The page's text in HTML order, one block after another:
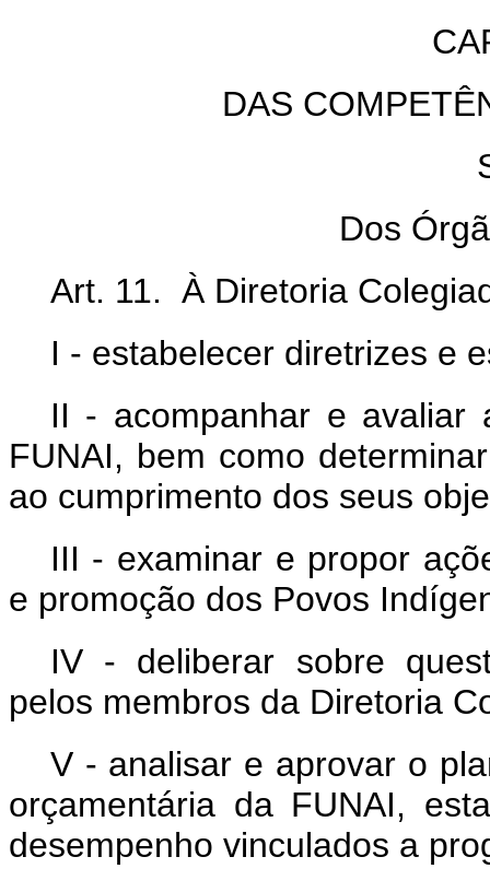
DAS
Dos
Art. 11. À Diretoria
I - estabelecer diretrizes e
II - acompanhar e avaliar
FUNAI, bem como
ao cumprimento dos seus
III - examinar e propor
e promoção dos Povos
IV - deliberar sobre
pelos membros da Diretoria
V - analisar e aprovar o
orçamentária da FUNAI,
desempenho vinculados a